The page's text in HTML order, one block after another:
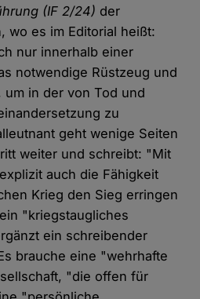
(IF 2/24) der
wo es im Editorial heißt:
nur innerhalb einer
notwendige Rüstzeug und
in der von Tod und
zu
geht wenige Seiten
weiter und schreibt: "Mit
auch die Fähigkeit
Krieg den Sieg erringen
"kriegstaugliches
ein schreibender
brauche eine "wehrhafte
"die offen für